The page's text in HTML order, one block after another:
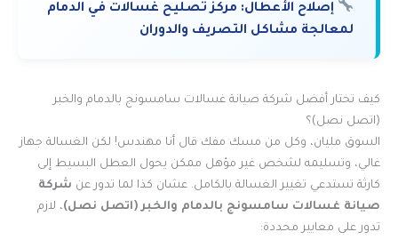
إصلاح الأعطال: مركز تصليح غسالات في الدمام
لمعالجة مشاكل التصريف والدوران
كيف تختار أفضل شركة صيانة غسالات سامسونج بالدمام والخبر
(اتصل نصل)؟
السوق مليان، وكل من مسك مفك قال أنا مهندس! لكن الغسالة جهاز
غالي، وتسليمه لشخص غير مؤهل ممكن يحول العطل البسيط إلى
كارثة تستدعي تغيير الغسالة بالكامل. عشان كذا لما تدور عن شركة
صيانة غسالات سامسونج بالدمام والخبر (اتصل نصل)، لازم
تدور على معايير محددة: